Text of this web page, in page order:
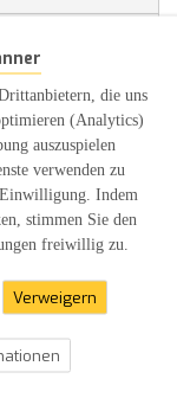
STERNE
die uns
(Analytics)
auszuspielen
verwenden zu
Indem
stimmen Sie den
freiwillig zu.
Verweigern